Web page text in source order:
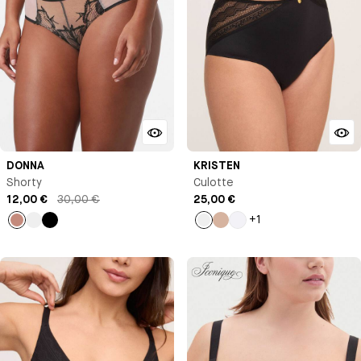
DONNA
Shorty
12,00 €
30,00 €
Beige
KRISTEN
Culotte
25,00 €
Noir NudeBlanc
+1